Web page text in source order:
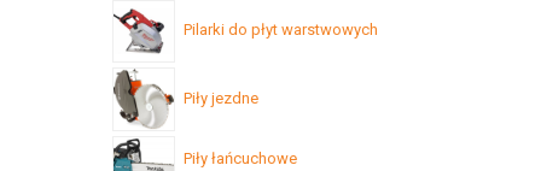
Pilarki do płyt warstwowych
Piły jezdne
Piły łańcuchowe